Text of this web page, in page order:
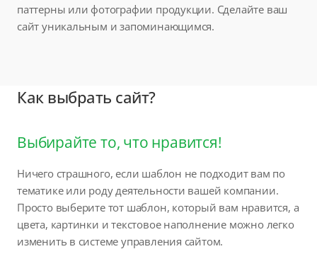
паттерны или фотографии продукции. Сделайте ваш
сайт уникальным и запоминающимся.
Как выбрать сайт?
Выбирайте то, что нравится!
Ничего страшного, если шаблон не подходит вам по
тематике или роду деятельности вашей компании.
Просто выберите тот шаблон, который вам нравится, а
цвета, картинки и текстовое наполнение можно легко
изменить в системе управления сайтом.